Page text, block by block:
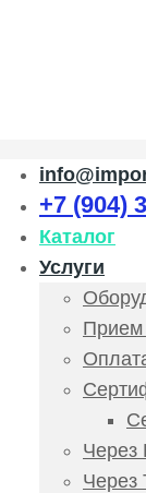
+7 (904)
Каталог
Услуги
Прием
Через
Через